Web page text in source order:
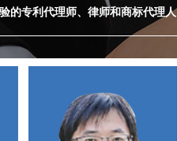
的专利代理师、律师和商标代理人